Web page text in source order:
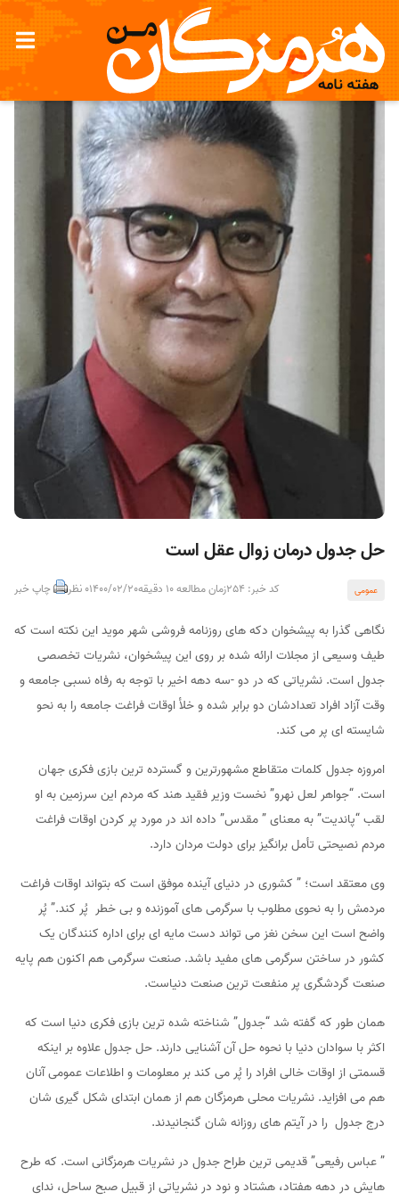
حل جدول درمان زوال عقل است
عمومی کد خبر: 254 زمان مطالعه 10 دقیقه 1400/02/200 نظر چاپ خبر
نگاهی گذرا به پیشخوان دکه های روزنامه فروشی شهر موید این نکته است که
طیف وسیعی از مجلات ارائه شده بر روی این پیشخوان، نشریات تخصصی
جدول است. نشریاتی که در دو -سه دهه اخیر با توجه به رفاه نسبی جامعه و
وقت آزاد افراد تعدادشان دو برابر شده و خلأ اوقات فراغت جامعه را به نحو
شایسته ای پر می کند.
امروزه جدول کلمات متقاطع مشهورترین و گسترده ترین بازی فکری جهان
است. “جواهر لعل نهرو” نخست وزیر فقید هند که مردم این سرزمین به او
لقب “پاندیت” به معنای ” مقدس” داده اند در مورد پر کردن اوقات فراغت
مردم نصیحتی تأمل برانگیز برای دولت مردان دارد.
وی معتقد است؛ ” کشوری در دنیای آینده موفق است که بتواند اوقات فراغت
مردمش را به نحوی مطلوب با سرگرمی های آموزنده و بی خطر پُر کند.” پُر
واضح است این سخن نغز می تواند دست مایه ای برای اداره کنندگان یک
کشور در ساختن سرگرمی های مفید باشد. صنعت سرگرمی هم اکنون هم پایه
صنعت گردشگری پر منفعت ترین صنعت دنیاست.
همان طور که گفته شد “جدول” شناخته شده ترین بازی فکری دنیا است که
اکثر با سوادان دنیا با نحوه حل آن آشنایی دارند. حل جدول علاوه بر اینکه
قسمتی از اوقات خالی افراد را پُر می کند بر معلومات و اطلاعات عمومی آنان
هم می افزاید. نشریات محلی هرمزگان هم از همان ابتدای شکل گیری شان
درج جدول را در آیتم های روزانه شان گنجانیدند.
” عباس رفیعی” قدیمی ترین طراح جدول در نشریات هرمزگانی است. که طرح
هایش در دهه هفتاد، هشتاد و نود در نشریاتی از قبیل صبح ساحل، ندای